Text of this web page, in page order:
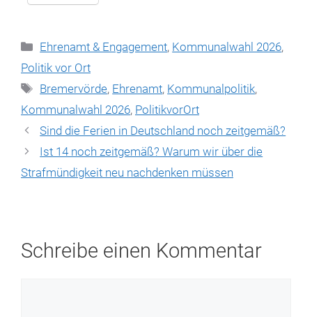
Kategorien
Ehrenamt & Engagement, Kommunalwahl 2026,
Politik vor Ort
Schlagwörter
Bremervörde, Ehrenamt, Kommunalpolitik,
Kommunalwahl 2026, PolitikvorOrt
Sind die Ferien in Deutschland noch zeitgemäß?
Ist 14 noch zeitgemäß? Warum wir über die
Strafmündigkeit neu nachdenken müssen
Schreibe einen Kommentar